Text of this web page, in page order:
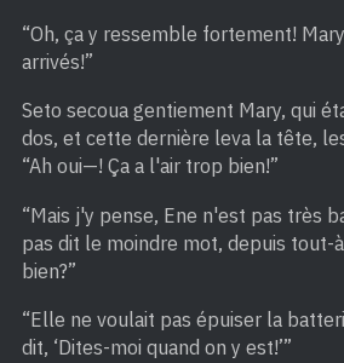
“Oh, ça y ressemble fortement!
arrivés!”
Seto secoua gentiement Mary, qui
dos, et cette dernière leva la tête,
“Ah oui—! Ça a l'air trop bien!”
“Mais j'y pense, Ene n'est pas très
pas dit le moindre mot, depuis tout-
bien?”
“Elle ne voulait pas épuiser la
dit, ‘Dites-moi quand on y est!’”